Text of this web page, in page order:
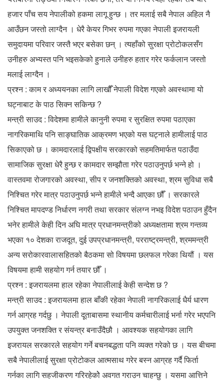
हजार पाँच सय नेपालीको हकमा लागू हुन्छ । तर मलाई सबै नेपाल अहिल नै
आउँछन जस्तो लाग्दैन । धेरै केयर गिभर रुपमा गएका नेपाली इजरायली
समुदायमा परिवार जस्तै भएर बसेका छन् । त्यहाँको सुरक्षा प्रोटोकलसँग
उनीहरु अभ्यस्त पनि भइसकेको हुनाले उनीहरु हतार गरेर फर्कलान जस्तो
मलाई लाग्दैन ।
प्रश्न : काम र अध्ययनका लागि लाखौँ नेपाली विदेश गएको अवस्थामा यो
घट्नाबाट के पाठ सिक्न सकिन्छ ?
मन्त्री साउद : विदेशमा हामीले कानुनी रुपमा र सुरक्षित रुपमा पठाएका
नागरिकमाथि पनि साङ्घातिक आक्रमण भएको यस घट्नाले हामीलाई पाठ
सिकाएको छ । कामदारलाई द्विपक्षीय सरकारको सहमतिमार्फत पठाउँदा
सामाजिक सुरक्षा धेरै हुन्छ र कामदार सम्झौता गरेर पठाउनुपर्छ भन्ने हो ।
वास्तवमा रोजगारको अवस्था, सीप र जनशक्तिको अवस्था, श्रम सुविधा सबै
निश्चित गरेर मात्र पठाउनुपर्छ भन्ने हामीले भन्दै आएका छौँ । सरकारले
निश्चित मापदण्ड निर्धारण नगरी तथा सरकार संलग्न नभइ विदेश पठाउन हुँदैन
भनेर हामीले केही दिन अघि मात्र प्रधानमन्त्रीको अध्यक्षतामा श्रम गन्तव्य
भएका १० देशका राजदूत, दुई उपप्रधानमन्त्री, परराष्ट्रमन्त्री, श्रममन्त्री
अन्य सरोकारवालासहितको बैठकमा सो विषयमा छलफल गरेका थियौं । यस
विषयमा हामी सहयोग गर्न तयार छौँ ।
प्रश्न : इजरायलमा हाल रहेका नेपालीलाई केही सन्देश छ ?
मन्त्री साउद : इजरायलमा हाल बाँकी रहेका नेपाली नागरिकलाई धैर्य धारण
गर्न आग्रह गर्दछु । नेपाली दूताबासमा स्थानीय कर्मचारीलाई भर्ना गरेर भएपनि
उपयुक्त जनशक्ति र संयन्त्र बनाउँदैछौ । आवश्यक सहयोगका लागि
इजरायल सरकारले सहयोग गर्ने बचनबद्धता पनि व्यक्त गरेको छ । यस बीचमा
सबै नेपालीलाई सुरक्षा प्रोटोकल आत्मसाथ गरेर बस्न आग्रह गर्दै फिर्ता
गर्नका लागि सहजीकरण गरिरहेकोे अवगत गराउन चाहन्छु । यसमा आत्तिने